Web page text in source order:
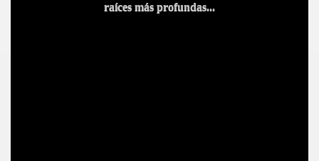
raíces más profundas...